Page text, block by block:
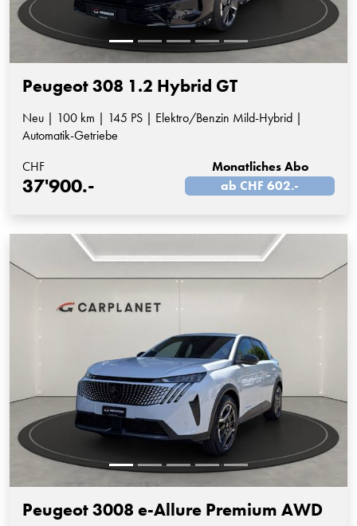
Peugeot 308 1.2 Hybrid GT
Neu | 100 km | 145 PS | Elektro/Benzin Mild-Hybrid |
Automatik-Getriebe
CHF
37'900.-
Monatliches Abo
ab CHF 602.-
Peugeot 3008 e-Allure Premium AWD